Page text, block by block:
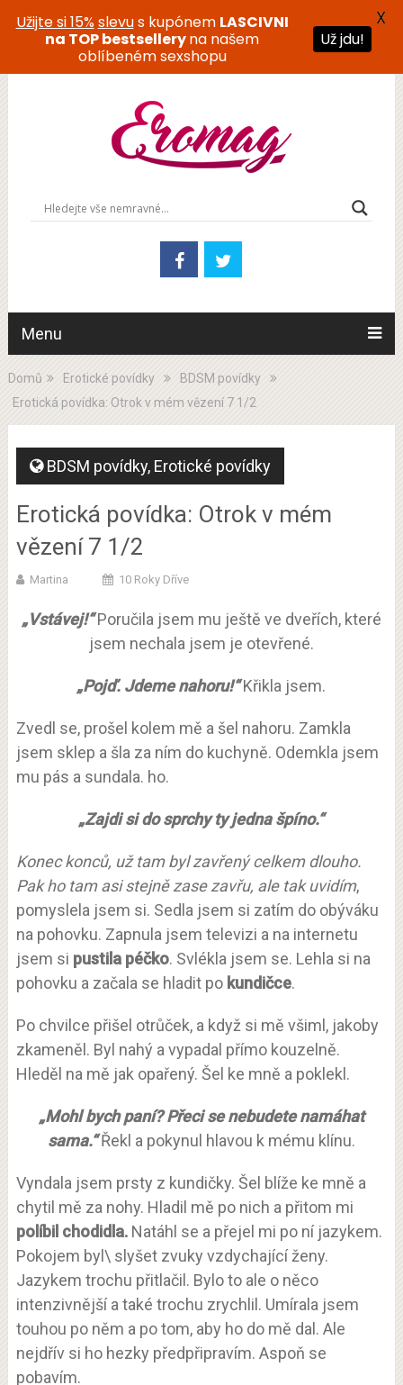
Menu
Domů Erotické povídky
BDSM povídky
Erotická povídka: Otrok v mém vězení 7 1/2
BDSM povídky, Erotické povídky
Erotická povídka: Otrok v mém
vězení 7 1/2
Martina 10 Roky Dříve
„Vstávej!“Poručila jsem mu ještě ve dveřích, které
jsem nechala jsem je otevřené.
„Pojď. Jdeme nahoru!“Křikla jsem.
Zvedl se, prošel kolem mě a šel nahoru. Zamkla
jsem sklep a šla za ním do kuchyně. Odemkla jsem
mu pás a sundala. ho.
„Zajdi si do sprchy ty jedna špíno.“
Konec konců, už tam byl zavřený celkem dlouho.
Pak ho tam asi stejně zase zavřu, ale tak uvidím,
pomyslela jsem si. Sedla jsem si zatím do obýváku
na pohovku. Zapnula jsem televizi a na internetu
jsem si pustila péčko. Svlékla jsem se. Lehla si na
pohovku a začala se hladit po kundičce.
Po chvilce přišel otrůček, a když si mě všiml, jakoby
zkameněl. Byl nahý a vypadal přímo kouzelně.
Hleděl na mě jak opařený. Šel ke mně a poklekl.
„Mohl bych paní? Přeci se nebudete namáhat
sama.“Řekl a pokynul hlavou k mému klínu.
Vyndala jsem prsty z kundičky. Šel blíže ke mně a
chytil mě za nohy. Hladil mě po nich a přitom mi
políbil chodidla.Natáhl se a přejel mi po ní jazykem.
Pokojem byl\ slyšet zvuky vzdychající ženy.
Jazykem trochu přitlačil. Bylo to ale o něco
intenzivnější a také trochu zrychlil. Umírala jsem
touhou po něm a po tom, aby ho do mě dal. Ale
nejdřív si ho hezky předpřipravím. Aspoň se
pobavím.
Užijte si 15%slevus kupónem LASCIVNI
na TOP bestselleryna našem
oblíbeném sexshopu
Už jdu!
X